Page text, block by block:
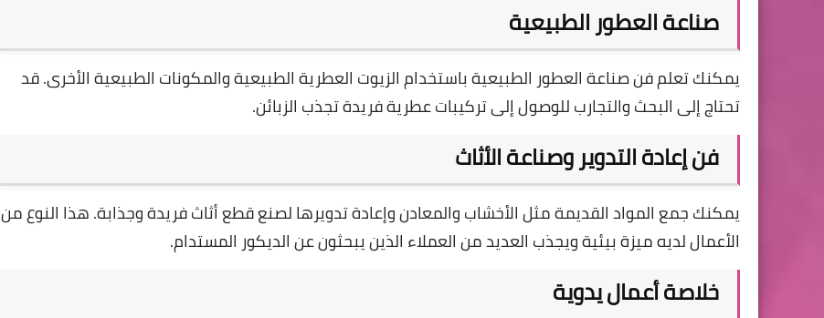
صناعة العطور الطبيعية
يمكنك تعلم فن صناعة العطور الطبيعية باستخدام الزيوت العطرية الطبيعية والمكونات الطبيعية الأخرى. قد
تحتاج إلى البحث والتجارب للوصول إلى تركيبات عطرية فريدة تجذب الزبائن.
فن إعادة التدوير وصناعة الأثاث
يمكنك جمع المواد القديمة مثل الأخشاب والمعادن وإعادة تدويرها لصنع قطع أثاث فريدة وجذابة. هذا النوع من
الأعمال لديه ميزة بيئية ويجذب العديد من العملاء الذين يبحثون عن الديكور المستدام.
خلاصة أعمال يدوية